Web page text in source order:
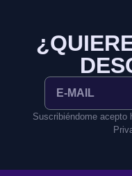
Suscribiéndome acepto